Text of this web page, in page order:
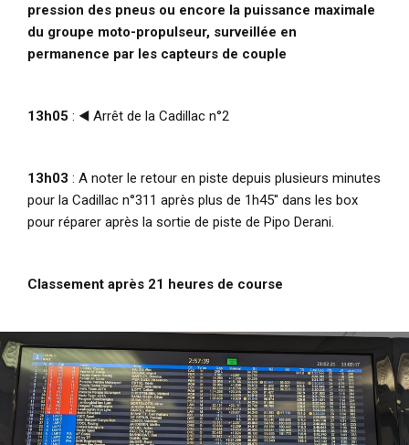
pression des pneus ou encore la puissance maximale
du groupe moto-propulseur, surveillée en
permanence par les capteurs de couple
13h05 : ◀️ Arrêt de la Cadillac n°2
13h03 : A noter le retour en piste depuis plusieurs minutes
pour la Cadillac n°311 après plus de 1h45'' dans les box
pour réparer après la sortie de piste de Pipo Derani.
Classement après 21 heures de course